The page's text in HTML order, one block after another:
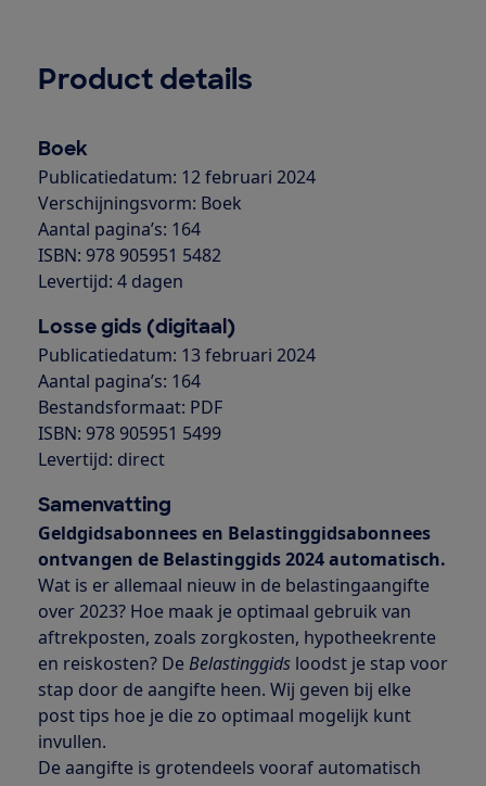
Product details
Boek
Publicatiedatum: 12 februari 2024
Verschijningsvorm: Boek
Aantal pagina’s: 164
ISBN: 978 905951 5482
Levertijd: 4 dagen
Losse gids (digitaal)
Publicatiedatum: 13 februari 2024
Aantal pagina’s: 164
Bestandsformaat: PDF
ISBN: 978 905951 5499
Levertijd: direct
Samenvatting
Geldgidsabonnees en Belastinggidsabonnees
ontvangen de Belastinggids 2024 automatisch.
Wat is er allemaal nieuw in de belastingaangifte
over 2023? Hoe maak je optimaal gebruik van
aftrekposten, zoals zorgkosten, hypotheekrente
en reiskosten? DeBelastinggids loodst je stap voor
stap door de aangifte heen. Wij geven bij elke
post tips hoe je die zo optimaal mogelijk kunt
invullen.
De aangifte is grotendeels vooraf automatisch